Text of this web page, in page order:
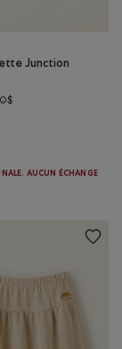
Junction
Prix réduit de
AUCUN ÉCHANGE